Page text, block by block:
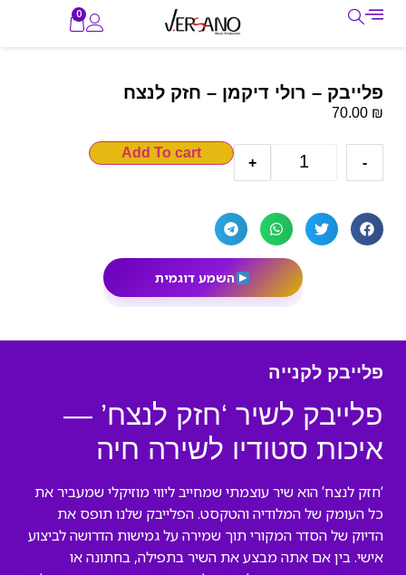
0
פלייבק – רולי דיקמן – חזק לנצח
70.00 ₪
-
+
Add To cart
השמע דוגמית
פלייבק לקנייה
פלייבק לשיר ‘חזק לנצח’ —
איכות סטודיו לשירה חיה
‘חזק לנצח’ הוא שיר עוצמתי שמחייב ליווי מוזיקלי שמעביר את
כל העומק של המלודיה והטקסט. הפלייבק שלנו תופס את
הדיוק של הסדר המקורי תוך שמירה על גמישות הדרושה לביצוע
אישי. בין אם אתה מבצע את השיר בתפילה, בחתונה או